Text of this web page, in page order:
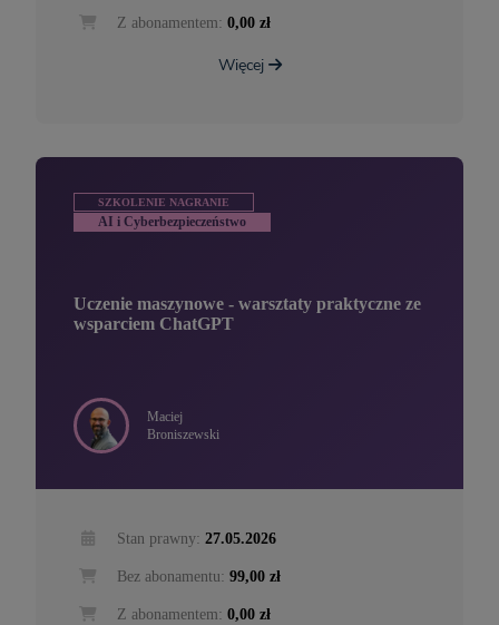
Z abonamentem: 0,00 zł
Więcej
SZKOLENIE NAGRANIE
AI i Cyberbezpieczeństwo
Uczenie maszynowe - warsztaty praktyczne ze
wsparciem ChatGPT
Maciej
Broniszewski
Stan prawny: 27.05.2026
Bez abonamentu: 99,00 zł
Z abonamentem: 0,00 zł